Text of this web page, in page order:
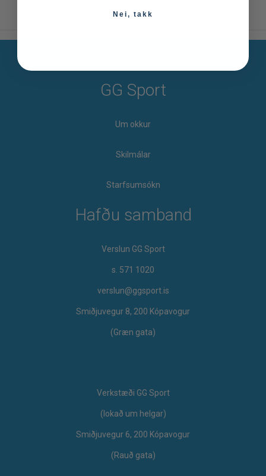
GG Sport
Um okkur
Skilmálar
Starfsumsókn
Hafðu samband
Verslun GG Sport
s. 571 1020
verslun@ggsport.is
Smiðjuvegur 8, 200 Kópavogur
(Græn gata)
Verkstæði GG Sport
​(lokað um helgar)
Smiðjuvegur 6, 200 Kópavogur
(Rauð gata)
Nei, takk